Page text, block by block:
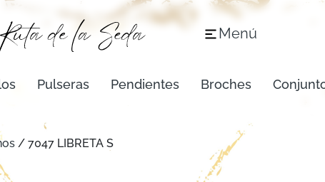
Menú
Pulseras Pendientes Broches
/ 7047 LIBRETA S